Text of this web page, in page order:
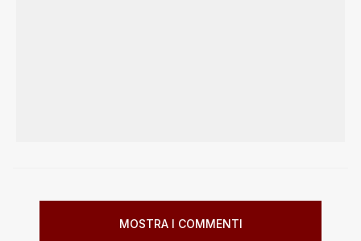
MOSTRA I COMMENTI